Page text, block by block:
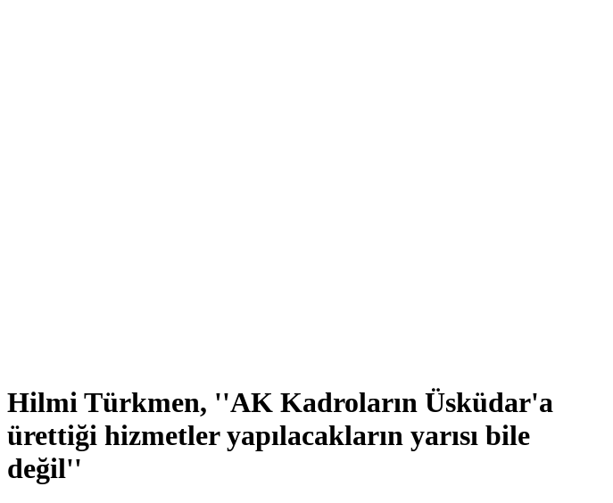
Hilmi Türkmen, ''AK Kadroların Üsküdar'a
ürettiği hizmetler yapılacakların yarısı bile
değil''